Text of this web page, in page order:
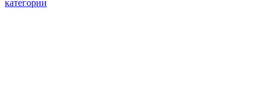
категории